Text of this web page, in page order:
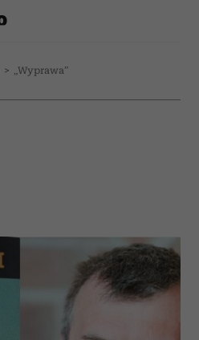
> „Wyprawa”